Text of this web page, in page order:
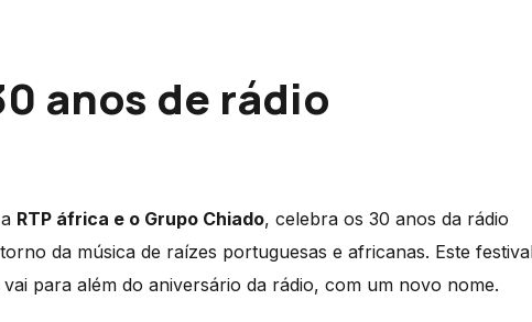
anos de rádio
RTP áfrica e o Grupo Chiado, celebra os 30 anos da rádio
da música de raízes portuguesas e africanas. Este
para além do aniversário da rádio, com um novo nome.